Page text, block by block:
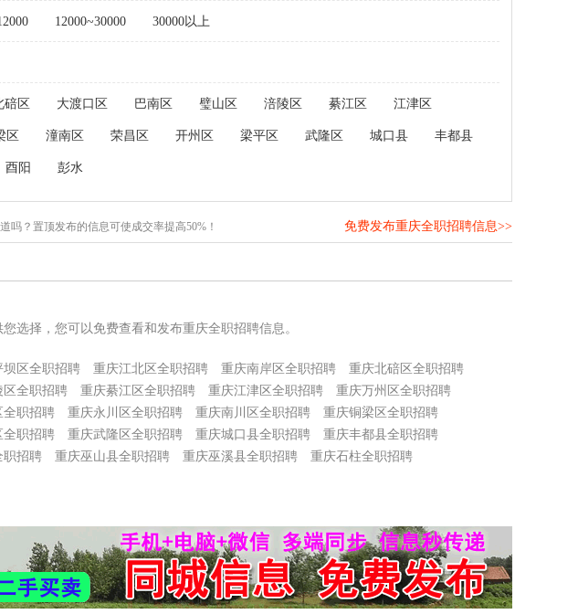
12000~30000 30000以上
碚区 大渡口区 巴南区 璧山区 涪陵区 綦江区 江津区
区 潼南区 荣昌区 开州区 梁平区 武隆区 城口县 丰都县
酉阳 彭水
吗？置顶发布的信息可使成交率提高50%！ 免费发布重庆全职招聘信息>>
选择，您可以免费查看和发布重庆全职招聘信息。
坝区全职招聘 重庆江北区全职招聘 重庆南岸区全职招聘
重庆北碚区全职招聘
区全职招聘 重庆綦江区全职招聘 重庆江津区全职招聘
重庆万州区全职招聘
全职招聘 重庆永川区全职招聘 重庆南川区全职招聘
重庆铜梁区全职招聘
全职招聘 重庆武隆区全职招聘 重庆城口县全职招聘
重庆丰都县全职招聘
职招聘 重庆巫山县全职招聘 重庆巫溪县全职招聘
重庆石柱全职招聘